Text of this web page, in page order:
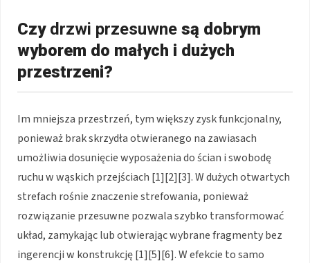
Czy drzwi przesuwne są dobrym
wyborem do małych i dużych
przestrzeni?
Im mniejsza przestrzeń, tym większy zysk funkcjonalny,
ponieważ brak skrzydła otwieranego na zawiasach
umożliwia dosunięcie wyposażenia do ścian i swobodę
ruchu w wąskich przejściach [1][2][3]. W dużych otwartych
strefach rośnie znaczenie strefowania, ponieważ
rozwiązanie przesuwne pozwala szybko transformować
układ, zamykając lub otwierając wybrane fragmenty bez
ingerencji w konstrukcję[1][5][6]. W efekcie to samo